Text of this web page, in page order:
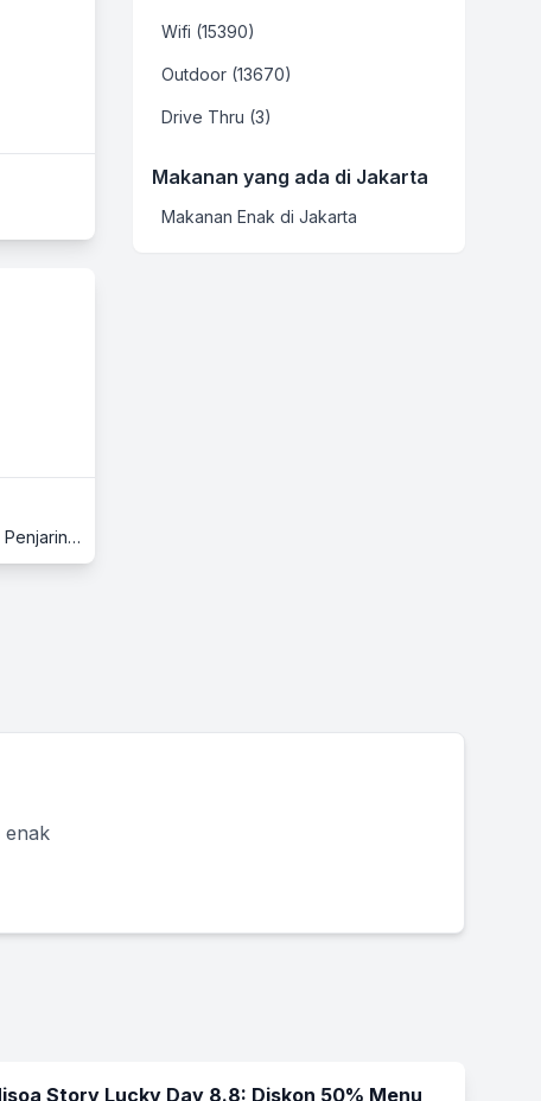
Fresh Market Pantai Indah Kapuk, Lantai Ground, Jl. Pantai Indah Kapuk Boulevard No. 29 - 30, Pantai Indah Kapuk (PIK), Penjaringan, Jakarta Utara, Jakarta
Wifi (15390)
Outdoor (13670)
Drive Thru (3)
Makanan yang ada di Jakarta
Makanan Enak di Jakarta
enak
Story Lucky Day 8.8: Diskon 50% Menu